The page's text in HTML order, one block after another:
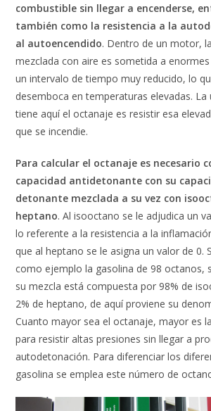
combustible sin llegar a encenderse,
también como la resistencia a la
al autoencendido. Dentro de un motor,
mezclada con aire es sometida a
un intervalo de tiempo muy reducido, lo
desemboca en temperaturas elevadas. La
tiene aquí el octanaje es resistir esa
que se incendie.
Para calcular el octanaje es necesario
capacidad antidetonante con su
detonante mezclada a su vez con
heptano. Al isooctano se le adjudica un
lo referente a la resistencia a la
que al heptano se le asigna un valor de 0.
como ejemplo la gasolina de 98 octanos,
su mezcla está compuesta por 98% de
2% de heptano, de aquí proviene su
Cuanto mayor sea el octanaje, mayor es
para resistir altas presiones sin llegar a
autodetonación. Para diferenciar los
gasolina se emplea este número de